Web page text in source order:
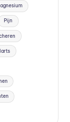
Pijn